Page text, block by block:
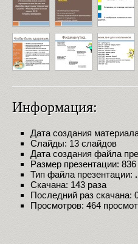
Информация:
Дата создания
Слайды: 13 слайдов
Дата создания файла
Размер презентации:
Тип файла презентации:
Скачана: 143 раза
Последний раз скачана:
Просмотров: 464